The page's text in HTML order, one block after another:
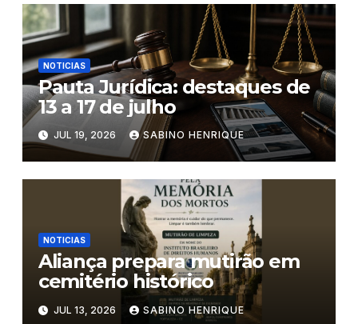
NOTICIAS
Pauta Jurídica: destaques de
13 a 17 de julho
JUL 19, 2026 SABINO HENRIQUE
NOTICIAS
Aliança prepara mutirão em
cemitério histórico
JUL 13, 2026 SABINO HENRIQUE